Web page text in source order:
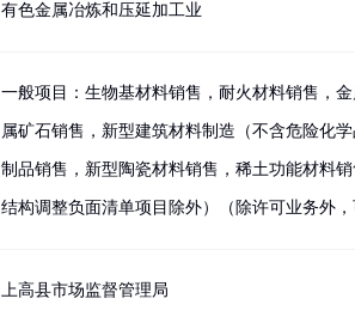
有色金属冶炼和压延加工业
一般项目：生物基材料销售，耐火材料销售，
属矿石销售，新型建筑材料制造（不含危险化
制品销售，新型陶瓷材料销售，稀土功能材料
结构调整负面清单项目除外）（除许可业务外
上高县市场监督管理局